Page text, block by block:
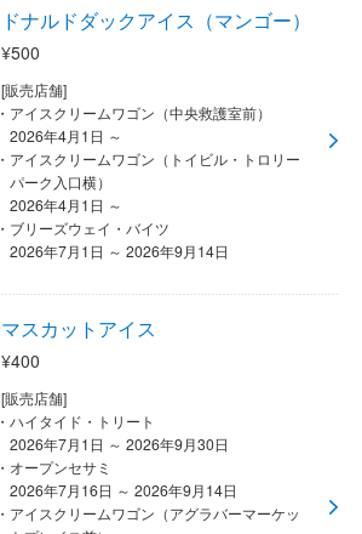
ドナルドダックアイス（マンゴー）
¥500
[販売店舗]
アイスクリームワゴン（中央救護室前）
2026年4月1日 ～
アイスクリームワゴン（トイビル・トロリー
パーク入口横）
2026年4月1日 ～
ブリーズウェイ・バイツ
2026年7月1日 ～ 2026年9月14日
マスカットアイス
¥400
[販売店舗]
ハイタイド・トリート
2026年7月1日 ～ 2026年9月30日
オープンセサミ
2026年7月16日 ～ 2026年9月14日
アイスクリームワゴン（アグラバーマーケッ